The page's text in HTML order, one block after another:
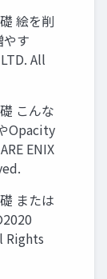
絵を削
す
All
こんな
Opacity
ENIX
または
Rights